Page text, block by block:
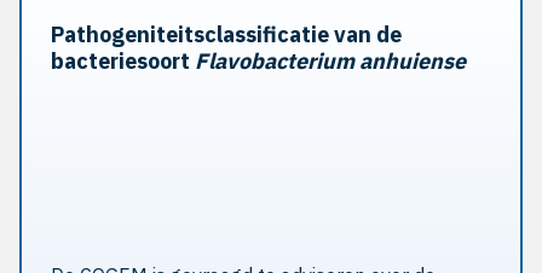
Pathogeniteitsclassificatie van de
bacteriesoort Flavobacterium anhuiense